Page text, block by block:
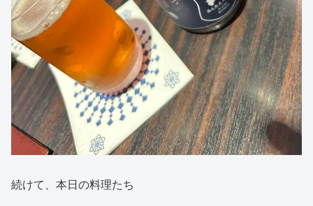
続けて、本日の料理たち